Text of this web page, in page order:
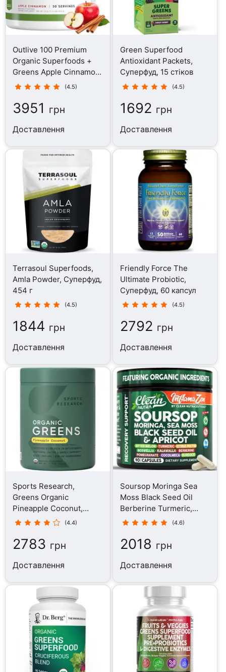
Outlive 100 Premium
Organic Superfoods +
Greens Apple Cinnamon,
Суперфуд, 510 г(4.5)
3951 грн
Доставлення
Green Superfood
Antioxidant Packets,
Суперфуд, 15 стіков
(4.5)
1692 грн
Доставлення
Terrasoul Superfoods,
Amla Powder, Суперфуд,
454 г
(4.5)
1844 грн
Доставлення
Friendly Force The
Ultimate Probiotic,
Суперфуд, 60 капсул
(4.5)
2792 грн
Доставлення
Sports Research,
Greens Organic
Pineapple Coconut,
Суперфуд, 220 г(4.4)
2783 грн
Доставлення
Soursop Moringa Sea
Moss Black Seed Oil
Berberine Turmeric,
Суперфуд, 90 капсул
(4.6)
2018 грн
Доставлення